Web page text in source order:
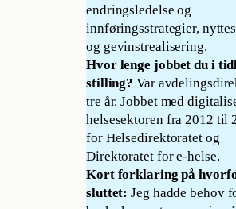
endringsledelse og
innføringsstrategier,
og gevinstrealisering.
Hvor lenge jobbet du i
stilling?Var
tre år. Jobbet med
helsesektoren fra 2012 til
for Helsedirektoratet og
Direktoratet for e-helse.
Kort forklaring på
sluttet:Jeg hadde behov